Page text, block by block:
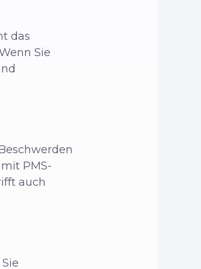
das
Sie
PMS-
auch